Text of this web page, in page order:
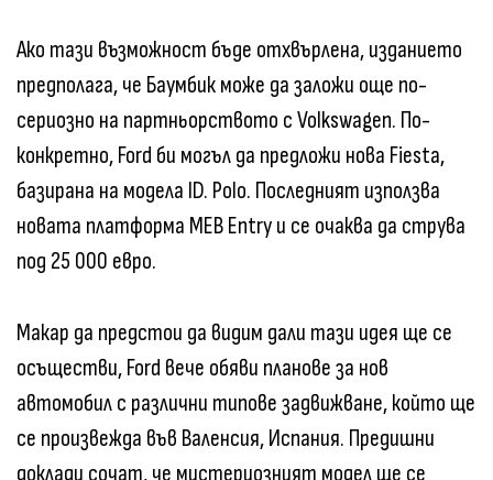
Ако тази възможност бъде отхвърлена, изданието
предполага, че Баумбик може да заложи още по-
сериозно на партньорството с Volkswagen. По-
конкретно, Ford би могъл да предложи нова Fiesta,
базирана на модела ID. Polo. Последният използва
новата платформа MEB Entry и се очаква да струва
под 25 000 евро.
Макар да предстои да видим дали тази идея ще се
осъществи, Ford вече обяви планове за нов
автомобил с различни типове задвижване, който ще
се произвежда във Валенсия, Испания. Предишни